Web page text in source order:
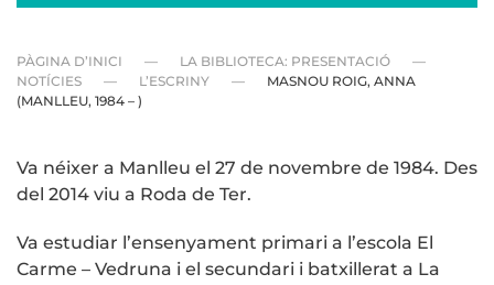
PÀGINA D’INICI
LA BIBLIOTECA: PRESENTACIÓ
NOTÍCIES
L’ESCRINY
MASNOU ROIG, ANNA
(MANLLEU, 1984 – )
Va néixer a Manlleu el 27 de novembre de 1984. Des
del 2014 viu a Roda de Ter.
Va estudiar l’ensenyament primari a l’escola El
Carme – Vedruna i el secundari i batxillerat a La